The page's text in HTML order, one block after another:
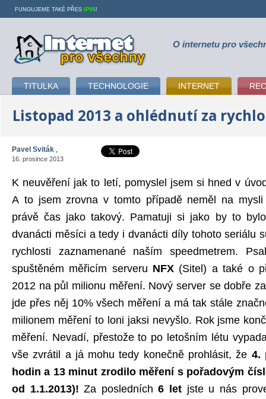
Internet pro všechny O internetu pro
TITULKA TECHNOLOGIE INTERNET
FUNGUJEME TAKÉ PŘES IPV6!
Listopad 2013 a ohlédnutí za
Pavel Sviták
16. prosince 2013
K neuvěření jak to letí, pomyslel jsem si hned v
A to jsem zrovna v tomto případě neměl na mysli
právě čas jako takový. Pamatuji si jako by to
dvanácti měsíci a tedy i dvanácti díly tohoto seriálu
rychlosti zaznamenané naším speedmetrem.
spuštěném měřicím serveru NFX (Sitel) a také o
2012 na půl milionu měření. Nový server se dobře
jde přes něj 10% všech měření a má tak stále
milionem měření to loni jaksi nevyšlo. Rok jsme
měření. Nevadí, přestože to po letošním létu
vše zvrátil a já mohu tedy konečně prohlásit, že 4.
hodin a 13 minut zrodilo měření s pořadovým
od 1.1.2013)!Za posledních6 let jste u nás